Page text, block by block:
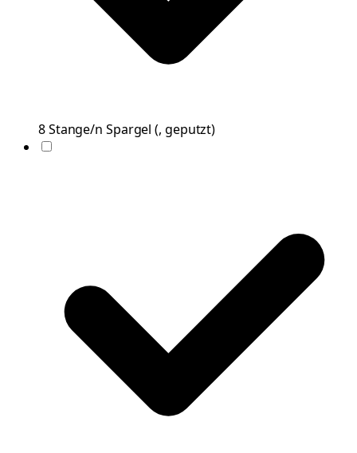
8Stange/n Spargel (, geputzt)